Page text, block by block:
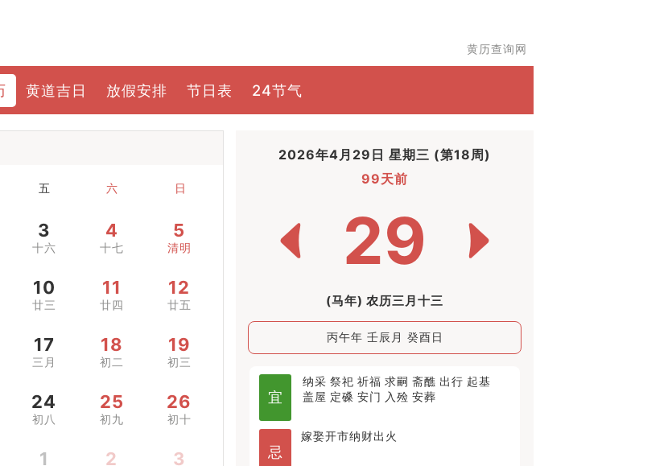
黄历查询网
黄道吉日 放假安排 节日表 24节气
五 六 日
3
十六
4
十七
5
清明
10
廿三
11
廿四
12
廿五
17
三月
18
初二
19
初三
24
初八
25
初九
26
初十
1 2 3
2026年4月29日 星期三 (第18周)
99天前
29
(马年) 农历三月十三
丙午年 壬辰月 癸酉日
宜
纳采 祭祀 祈福 求嗣 斋醮 出行 起基
盖屋 定磉 安门 入殓 安葬
忌
嫁娶开市纳财出火